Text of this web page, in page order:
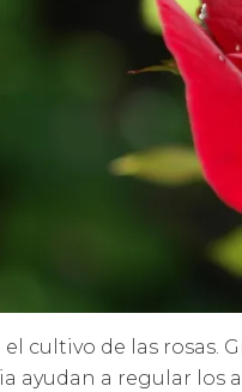
cultivo de las rosas.
ayudan a regular los